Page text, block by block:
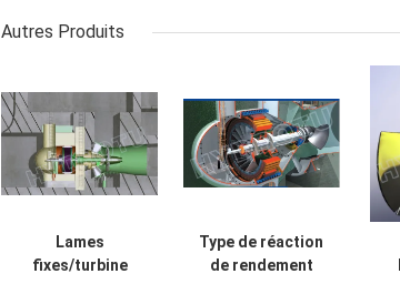
Autres Produits
Lames
fixes/turbine
Type de réaction
de rendement